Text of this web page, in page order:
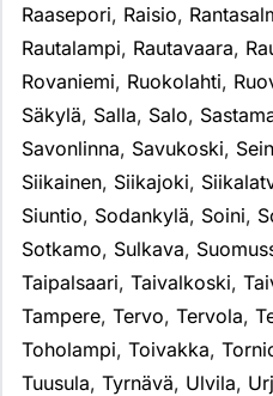
Raasepori, Raisio,
Rautalampi, Rautavaara,
Rovaniemi, Ruokolahti,
Säkylä, Salla, Salo,
Savonlinna, Savukoski,
Siikainen, Siikajoki,
Siuntio, Sodankylä, Soini,
Sotkamo, Sulkava,
Taipalsaari, Taivalkoski,
Tampere, Tervo, Tervola,
Toholampi, Toivakka,
Tuusula, Tyrnävä, Ulvila,